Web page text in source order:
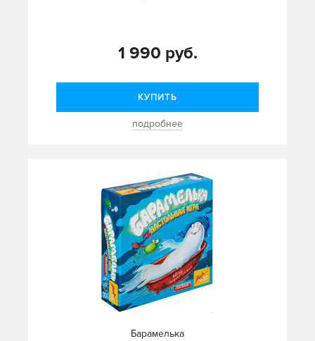
1 990 руб.
КУПИТЬ
подробнее
Барамелька